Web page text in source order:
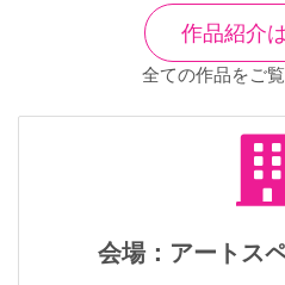
作品紹介
全ての作品をご
会場：アートス